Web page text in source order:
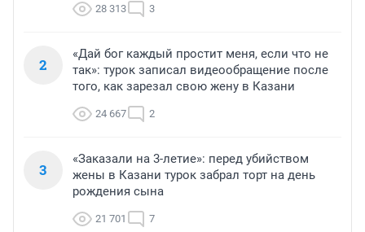
28 313 3
2
«Дай бог каждый простит меня, если что не
так»: турок записал видеообращение после
того, как зарезал свою жену в Казани
24 667 2
3
«Заказали на 3-летие»: перед убийством
жены в Казани турок забрал торт на день
рождения сына
21 701 7